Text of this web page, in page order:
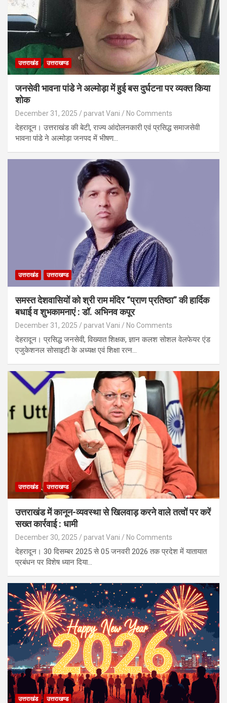
उत्तराखंड उत्तराखण्ड
जनसेवी भावना पांडे ने अल्मोड़ा में हुई बस दुर्घटना पर व्यक्त किया
शोक
December 31, 2025 parvat Vani No Comments
देहरादून। उत्तराखंड की बेटी, राज्य आंदोलनकारी एवं प्रसिद्ध समाजसेवी
भावना पांडे ने अल्मोड़ा जनपद में भीषण…
उत्तराखंड उत्तराखण्ड
समस्त देशवासियों को श्री राम मंदिर “प्राण प्रतिष्ठा” की हार्दिक
बधाई व शुभकामनाएं : डॉ. अभिनव कपूर
December 31, 2025 parvat Vani No Comments
देहरादून। प्रसिद्ध जनसेवी, विख्यात शिक्षक, ज्ञान कलश सोशल वेलफेयर एंड
एजुकेशनल सोसाइटी के अध्यक्ष एवं शिक्षा रत्न…
उत्तराखंड उत्तराखण्ड
उत्तराखंड में कानून-व्यवस्था से खिलवाड़ करने वाले तत्वों पर करें
सख्त कार्रवाई : धामी
December 30, 2025 parvat Vani No Comments
देहरादून। 30 दिसम्बर 2025 से 05 जनवरी 2026 तक प्रदेश में यातायात
प्रबंधन पर विशेष ध्यान दिया…
उत्तराखंड उत्तराखण्ड